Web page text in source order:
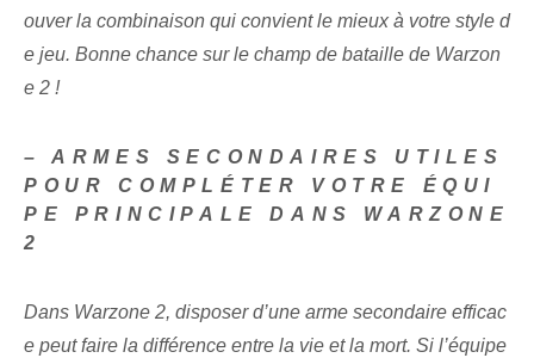
ouver la combinaison qui convient le mieux à votre style d
e jeu. Bonne chance sur le champ de bataille de Warzon
e 2 !
– ARMES SECONDAIRES UTILES
POUR COMPLÉTER VOTRE ÉQUI
PE PRINCIPALE DANS WARZONE
2
Dans Warzone 2, disposer d’une arme secondaire efficac
e peut faire la différence entre la vie et la mort. Si l’équipe